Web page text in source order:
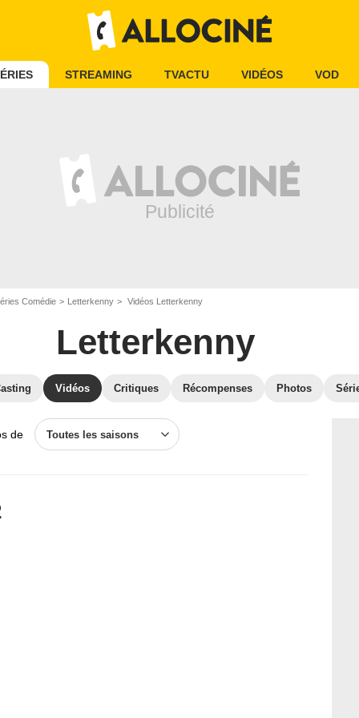
STREAMING TVACTU VIDÉOS VOD
Comédie Letterkenny Vidéos Letterkenny
Letterkenny
Vidéos Critiques Récompenses Photos
de Toutes les saisons